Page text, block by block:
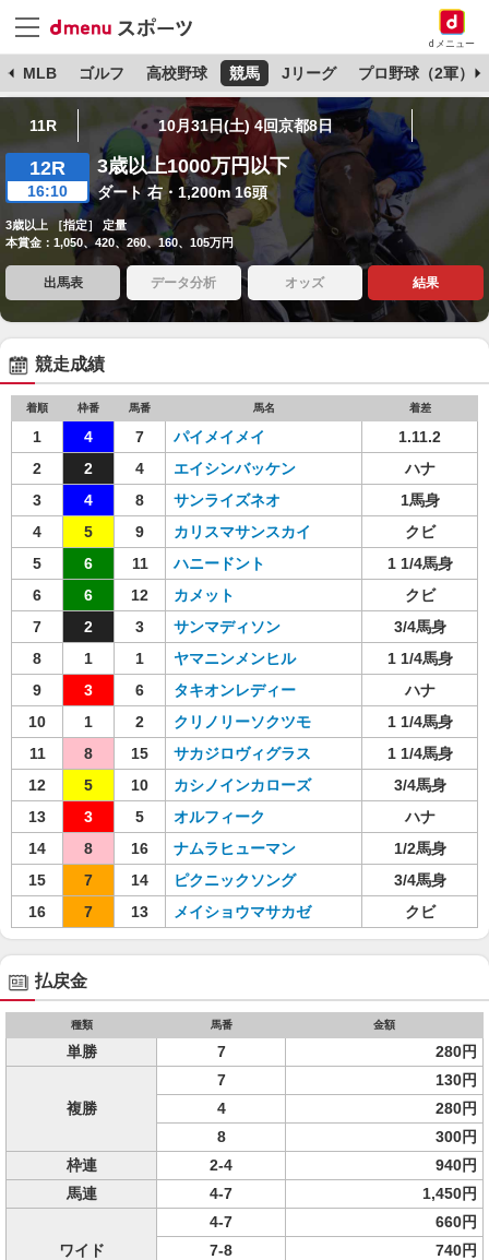
dメニュー
MLB ゴルフ 高校野球 競馬 Jリーグ プロ野球（2軍）
11R 10月31日(土) 4回京都8日
12R
16:10
3歳以上1000万円以下
ダート 右・1,200m 16頭
3歳以上 ［指定］ 定量
本賞金：1,050、420、260、160、105万円
出馬表 データ分析 オッズ 結果
競走成績
着順 枠番 馬番 馬名 着差
1 4 7 パイメイメイ
1.11.2
2
2 4 エイシンバッケン
ハナ
3
4 8 サンライズネオ
1馬身
4
5 9 カリスマサンスカイ
クビ
5
6 11 ハニードント
1 1/4馬身
6
6 12 カメット
クビ
7
2 3 サンマディソン
3/4馬身
8
1 1 ヤマニンメンヒル
1 1/4馬身
9
3 6 タキオンレディー
ハナ
10
1 2 クリノリーソクツモ
1 1/4馬身
11
8 15 サカジロヴィグラス
1 1/4馬身
12
5 10 カシノインカローズ
3/4馬身
13
3 5 オルフィーク
ハナ
14
8 16 ナムラヒューマン
1/2馬身
15
7 14 ピクニックソング
3/4馬身
16
7 13 メイショウマサカゼ クビ
払戻金
種類 馬番 金額
単勝 7 280円
複勝
7
130円
4
280円
8
300円
枠連
2-4
940円
馬連
4-7 1,450円
ワイド
4-7
660円
7-8
740円